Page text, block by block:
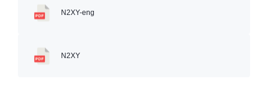
N2XY-eng
N2XY